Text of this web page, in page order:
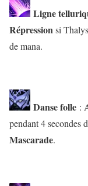
Ligne
Répressionsi
de mana.
Danse folle :
pendant 4 secondes
Mascarade.